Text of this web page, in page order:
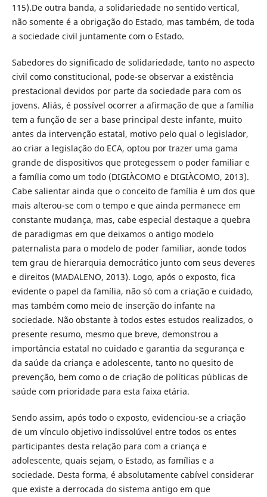
115).De outra banda, a solidariedade no sentido vertical,
não somente é a obrigação do Estado, mas também, de toda
a sociedade civil juntamente com o Estado.
Sabedores do significado de solidariedade, tanto no aspecto
civil como constitucional, pode-se observar a existência
prestacional devidos por parte da sociedade para com os
jovens. Aliás, é possível ocorrer a afirmação de que a família
tem a função de ser a base principal deste infante, muito
antes da intervenção estatal, motivo pelo qual o legislador,
ao criar a legislação do ECA, optou por trazer uma gama
grande de dispositivos que protegessem o poder familiar e
a família como um todo (DIGIÀCOMO e DIGIÀCOMO, 2013).
Cabe salientar ainda que o conceito de família é um dos que
mais alterou-se com o tempo e que ainda permanece em
constante mudança, mas, cabe especial destaque a quebra
de paradigmas em que deixamos o antigo modelo
paternalista para o modelo de poder familiar, aonde todos
tem grau de hierarquia democrático junto com seus deveres
e direitos (MADALENO, 2013). Logo, após o exposto, fica
evidente o papel da família, não só com a criação e cuidado,
mas também como meio de inserção do infante na
sociedade. Não obstante à todos estes estudos realizados, o
presente resumo, mesmo que breve, demonstrou a
importância estatal no cuidado e garantia da segurança e
da saúde da criança e adolescente, tanto no quesito de
prevenção, bem como o de criação de políticas públicas de
saúde com prioridade para esta faixa etária.
Sendo assim, após todo o exposto, evidenciou-se a criação
de um vínculo objetivo indissolúvel entre todos os entes
participantes desta relação para com a criança e
adolescente, quais sejam, o Estado, as famílias e a
sociedade. Desta forma, é absolutamente cabível considerar
que existe a derrocada do sistema antigo em que